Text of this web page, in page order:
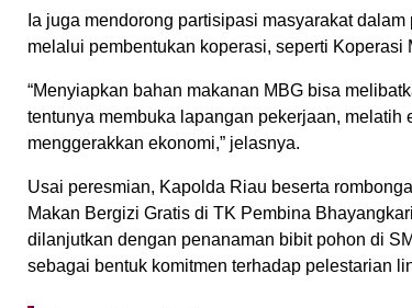
Ia juga mendorong partisipasi masyarakat
melalui pembentukan koperasi, seperti Koperasi
“Menyiapkan bahan makanan MBG bisa
tentunya membuka lapangan pekerjaan, melatih
menggerakkan ekonomi,” jelasnya.
Usai peresmian, Kapolda Riau beserta
Makan Bergizi Gratis di TK Pembina
dilanjutkan dengan penanaman bibit pohon di
sebagai bentuk komitmen terhadap pelestarian